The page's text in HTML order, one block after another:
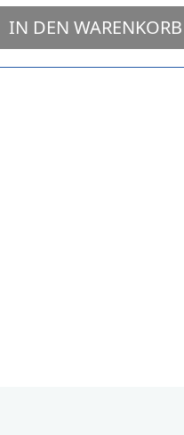
IN DEN WARENKORB